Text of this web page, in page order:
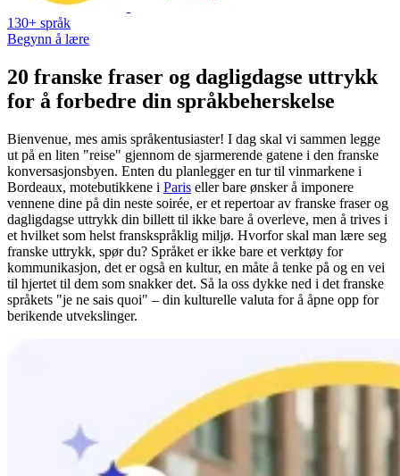
130+ språk
Begynn å lære
20 franske fraser og dagligdagse uttrykk
for å forbedre din språkbeherskelse
Bienvenue, mes amis språkentusiaster! I dag skal vi sammen legge
ut på en liten "reise" gjennom de sjarmerende gatene i den franske
konversasjonsbyen. Enten du planlegger en tur til vinmarkene i
Bordeaux, motebutikkene i Paris eller bare ønsker å imponere
vennene dine på din neste soirée, er et repertoar av franske fraser og
dagligdagse uttrykk din billett til ikke bare å overleve, men å trives i
et hvilket som helst franskspråklig miljø. Hvorfor skal man lære seg
franske uttrykk, spør du? Språket er ikke bare et verktøy for
kommunikasjon, det er også en kultur, en måte å tenke på og en vei
til hjertet til dem som snakker det. Så la oss dykke ned i det franske
språkets "je ne sais quoi" – din kulturelle valuta for å åpne opp for
berikende utvekslinger.